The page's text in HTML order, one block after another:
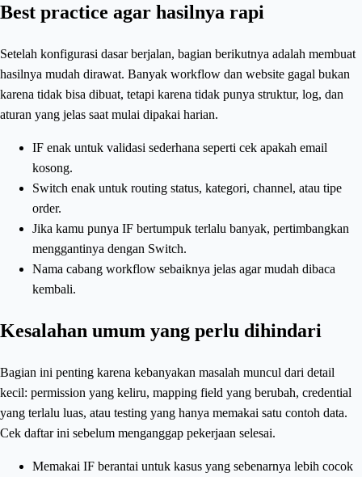
Best practice agar hasilnya rapi
Setelah konfigurasi dasar berjalan, bagian berikutnya adalah membuat
hasilnya mudah dirawat. Banyak workflow dan website gagal bukan
karena tidak bisa dibuat, tetapi karena tidak punya struktur, log, dan
aturan yang jelas saat mulai dipakai harian.
IF enak untuk validasi sederhana seperti cek apakah email
kosong.
Switch enak untuk routing status, kategori, channel, atau tipe
order.
Jika kamu punya IF bertumpuk terlalu banyak, pertimbangkan
menggantinya dengan Switch.
Nama cabang workflow sebaiknya jelas agar mudah dibaca
kembali.
Kesalahan umum yang perlu dihindari
Bagian ini penting karena kebanyakan masalah muncul dari detail
kecil: permission yang keliru, mapping field yang berubah, credential
yang terlalu luas, atau testing yang hanya memakai satu contoh data.
Cek daftar ini sebelum menganggap pekerjaan selesai.
Memakai IF berantai untuk kasus yang sebenarnya lebih cocok